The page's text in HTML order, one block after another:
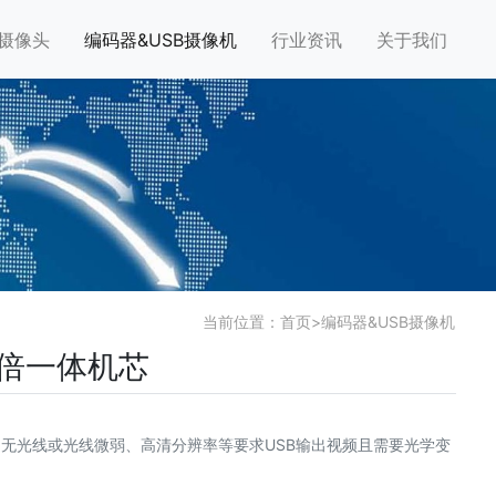
像头 编码器&USB摄像机 行业资讯 关于我们
当前位置： 首页>编码器&USB摄像机
一体机芯
光线或光线微弱、高清分辨率等要求USB输出视频且需要光学变